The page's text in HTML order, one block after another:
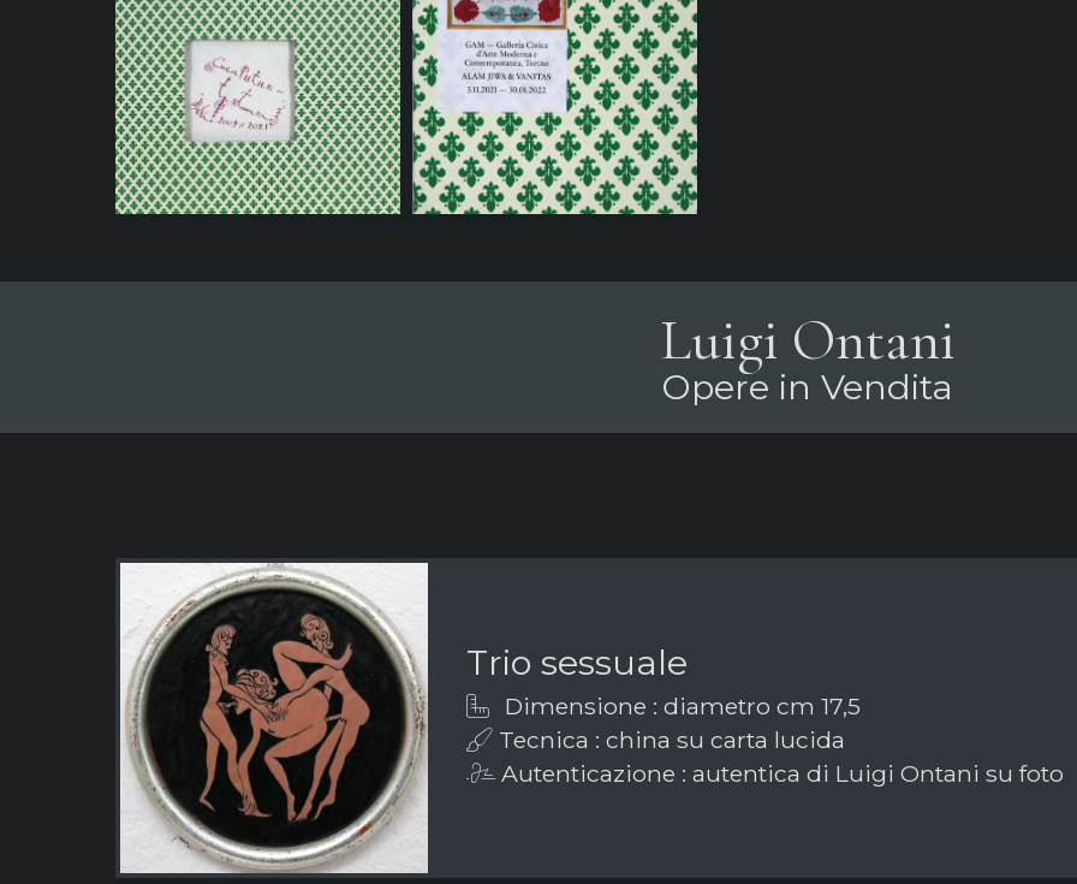
Luigi Ontani
Opere in Vendita
Trio sessuale
Dimensione : diametro cm 17,5
Tecnica : china su carta lucida
Autenticazione : autentica di Luigi Ontani su foto